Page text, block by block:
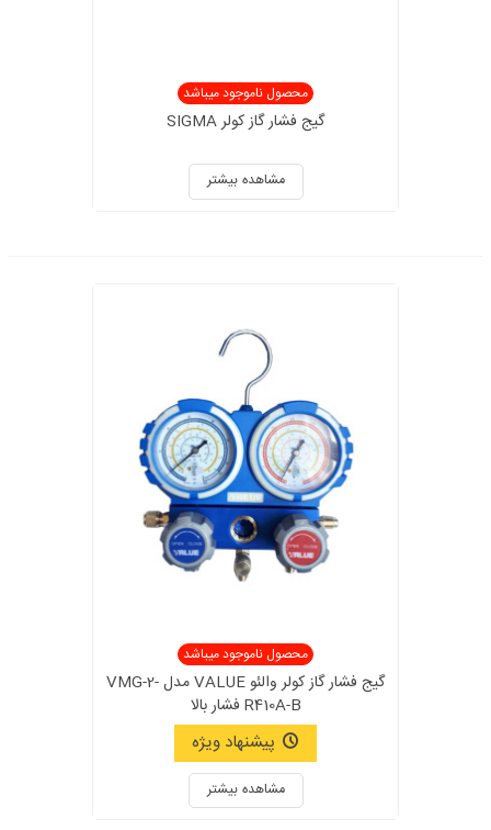
محصول ناموجود میباشد
گیج فشار گاز کولر SIGMA
مشاهده بیشتر
محصول ناموجود میباشد
گیج فشار گاز کولر والئو VALUE مدل VMG-2-
R410A-B فشار بالا
پیشنهاد ویژه
مشاهده بیشتر